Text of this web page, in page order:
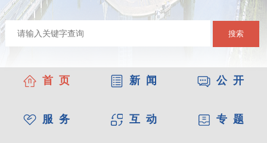
搜索
首 页 新 闻 公 开
服 务 互 动 专 题